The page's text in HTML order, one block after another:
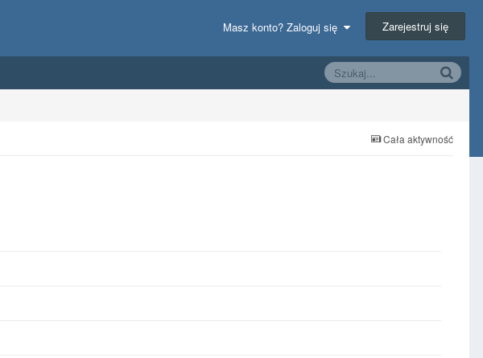
Masz konto? Zaloguj się Zarejestruj się
Cała aktywność